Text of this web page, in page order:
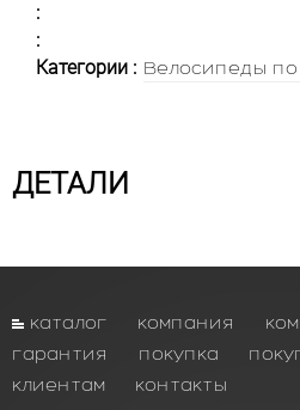
:
:
Категории : Велосипеды по
ДЕТАЛИ
каталог компания
гарантия
покупка
клиентам
контакты